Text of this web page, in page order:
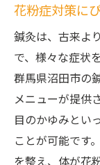
花粉症
効果
花粉症の
元ケアの魅
鍼灸
身も
花粉
花粉症対策に
鍼灸は、古来よ
で、様々な症状
群馬県沼田市の
メニューが提供
目のかゆみとい
ことが可能です